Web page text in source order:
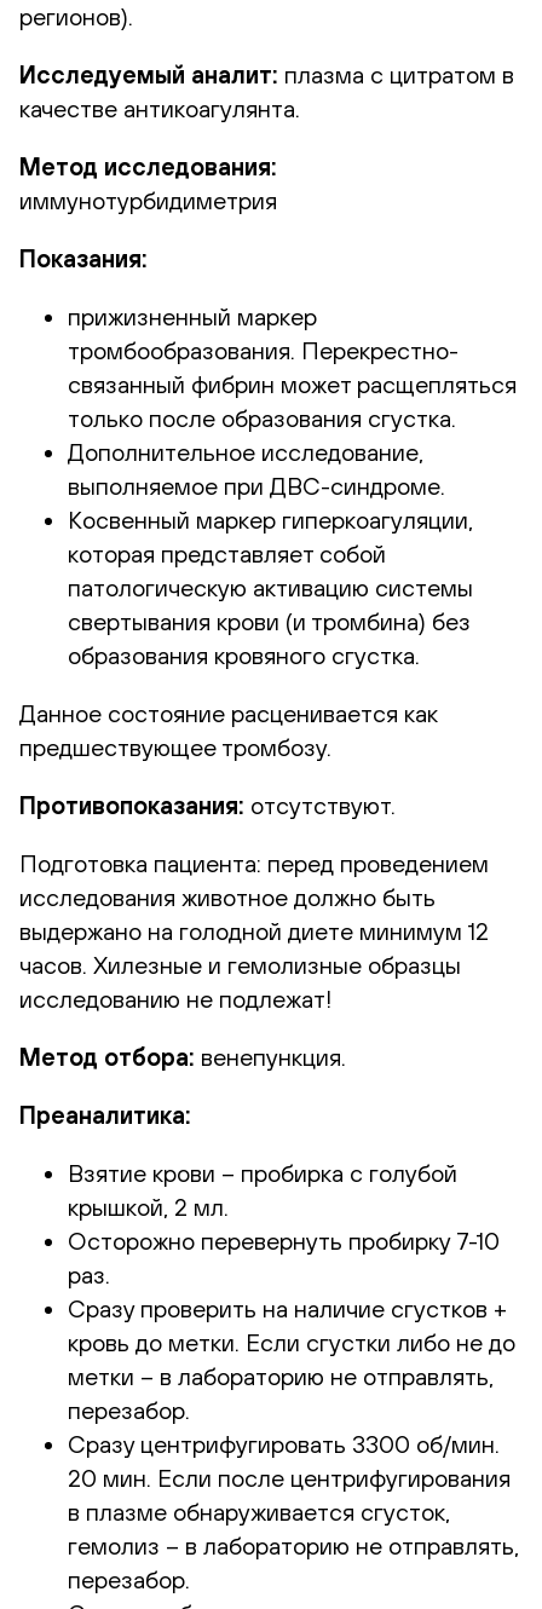
регионов).
Исследуемый аналит: плазма с цитратом в
качестве антикоагулянта.
Метод исследования:
иммунотурбидиметрия
Показания:
прижизненный маркер
тромбообразования. Перекрестно-
связанный фибрин может расщепляться
только после образования сгустка.
Дополнительное исследование,
выполняемое при ДВС-синдроме.
Косвенный маркер гиперкоагуляции,
которая представляет собой
патологическую активацию системы
свертывания крови (и тромбина) без
образования кровяного сгустка.
Данное состояние расценивается как
предшествующее тромбозу.
Противопоказания: отсутствуют.
Подготовка пациента: перед проведением
исследования животное должно быть
выдержано на голодной диете минимум 12
часов. Хилезные и гемолизные образцы
исследованию не подлежат!
Метод отбора: венепункция.
Преаналитика:
Взятие крови – пробирка с голубой
крышкой, 2 мл.
Осторожно перевернуть пробирку 7-10
раз.
Сразу проверить на наличие сгустков +
кровь до метки. Если сгустки либо не до
метки – в лабораторию не отправлять,
перезабор.
Сразу центрифугировать 3300 об/мин.
20 мин. Если после центрифугирования
в плазме обнаруживается сгусток,
гемолиз – в лабораторию не отправлять,
перезабор.